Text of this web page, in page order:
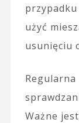
użyć
usunięciu
Ważne